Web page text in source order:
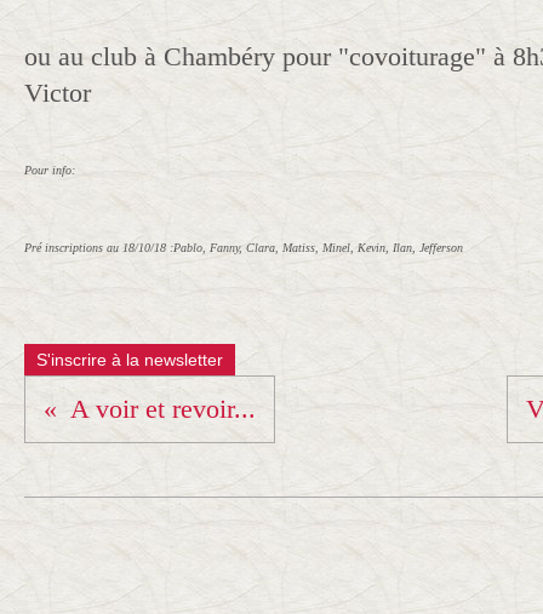
ou au club à Chambéry pour "covoiturage" à
Victor
Pour info:
Pré inscriptions au 18/10/18 :Pablo, Fanny, Clara, Matiss, Minel, Kevin, Ilan, Jefferson
S'inscrire à la newsletter
A voir et revoir...